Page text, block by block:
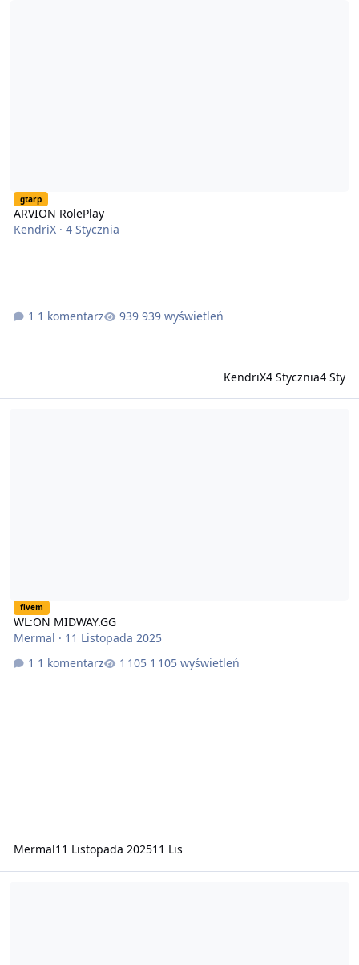
gtarp
ARVION RolePlay
KendriX· 4 Stycznia
1 komentarz 939 wyświetleń
KendriX4 Stycznia4 Sty
fivem
WL:ON MIDWAY.GG
Mermal · 11 Listopada 2025
1 komentarz
1 105 wyświetleń
Mermal11 Listopada 202511 Lis